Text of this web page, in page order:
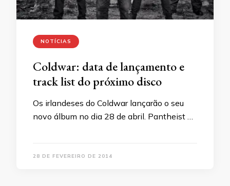
NOTÍCIAS
Coldwar: data de lançamento e
track list do próximo disco
Os irlandeses do Coldwar lançarão o seu
novo álbum no dia 28 de abril. Pantheist …
28 DE FEVEREIRO DE 2014